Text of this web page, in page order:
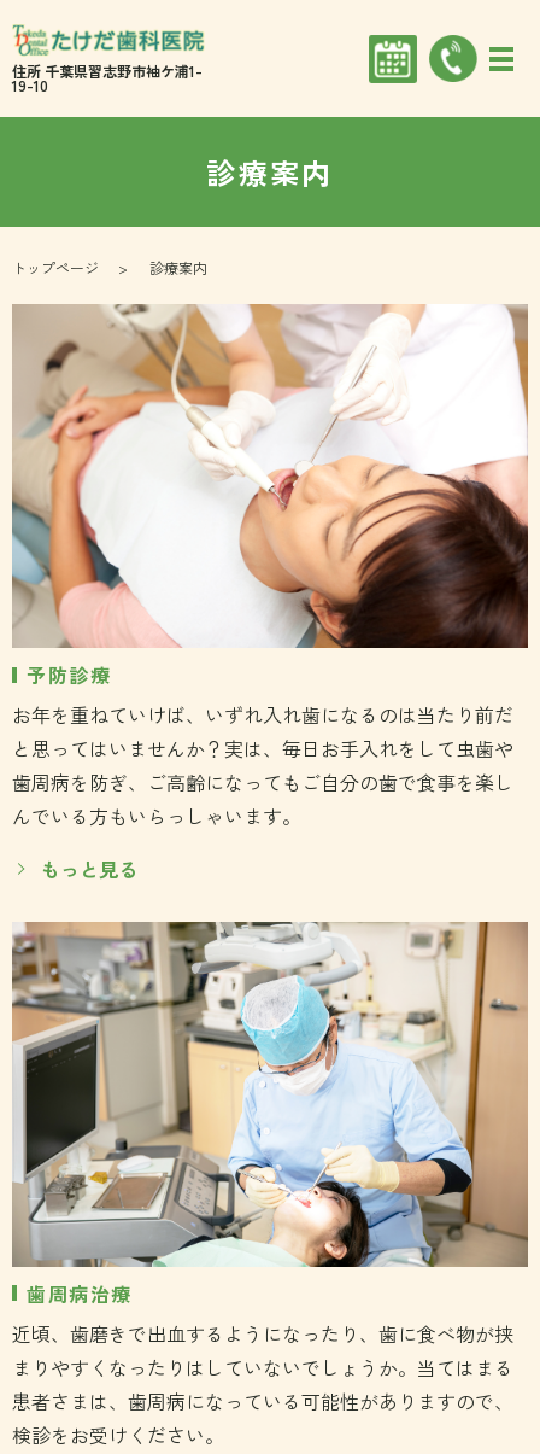
住所 千葉県習志野市袖ケ浦1-
19-10
診療案内
トップページ 診療案内
予防診療
お年を重ねていけば、いずれ入れ歯になるのは当たり前だ
と思ってはいませんか？実は、毎日お手入れをして虫歯や
歯周病を防ぎ、ご高齢になってもご自分の歯で食事を楽し
んでいる方もいらっしゃいます。
もっと見る
歯周病治療
近頃、歯磨きで出血するようになったり、歯に食べ物が挟
まりやすくなったりはしていないでしょうか。当てはまる
患者さまは、歯周病になっている可能性がありますので、
検診をお受けください。